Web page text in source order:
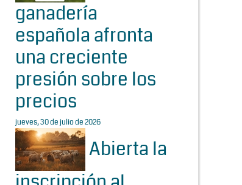
ganadería
española afronta
una creciente
presión sobre los
precios
jueves, 30 de julio de 2026
Abierta la